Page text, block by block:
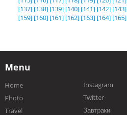
[137] [138] [139] [140] [141] [142] [143]
[159] [160] [161] [162] [163] [164] [165]
Menu
Home
Photo
Travel
Instagram
Twitter
Завтраки